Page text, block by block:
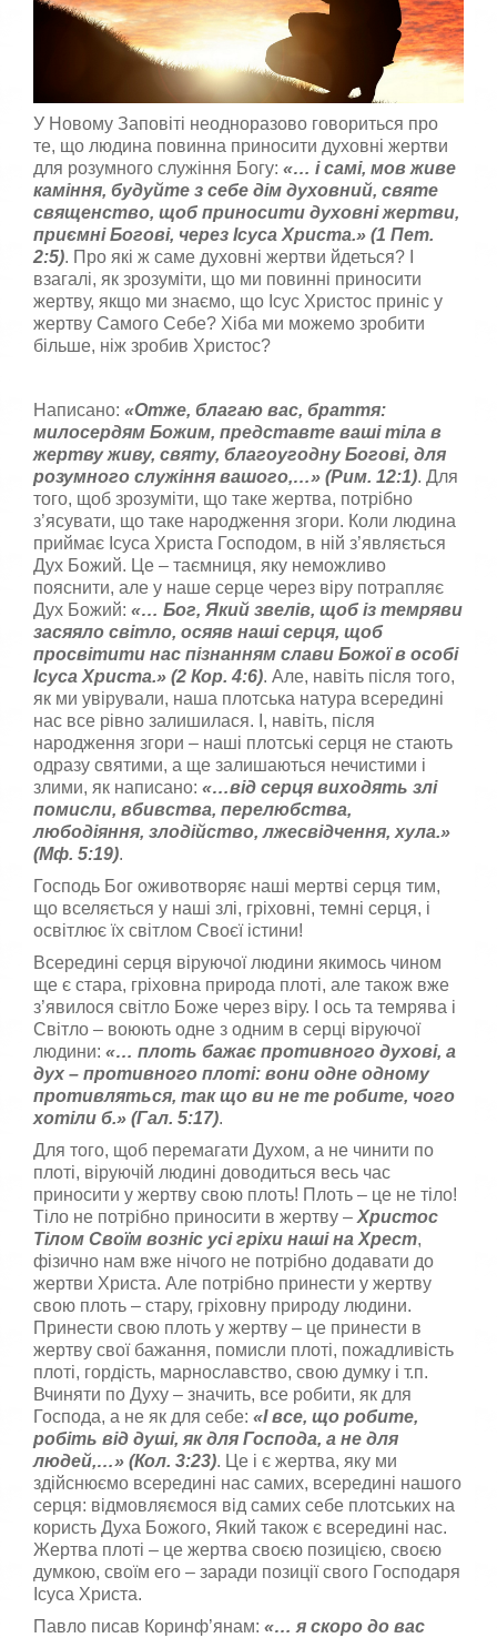
у
в
а
ч
а
:
5
/
5
а
т
а
в
т
е
о
ц
і
н
к
у
У Новому Заповіті неодноразово говориться про
те, що людина повинна приносити духовні жертви
для розумного служіння Богу: «… i самi, мов живе
камiння, будуйте з себе дiм духов­ний, святе
священство, щоб приносити духовнi жертви,
приємнi Боговi, через Iсуса Христа.» (1 Пет.
2:5). Про які ж саме духовні жертви йдеться? І
взагалі, як зрозуміти, що ми повинні приносити
жертву, якщо ми знаємо, що Ісус Христос приніс у
жертву Самого Себе? Хіба ми можемо зробити
більше, ніж зробив Христос?
Написано: «Отже, благаю вас, браття:
милосердям Божим, представте вашi тiла в
жертву живу, святу, благоугодну Боговi, для
розумного служiння вашого,…» (Рим. 12:1). Для
того, щоб зрозуміти, що таке жертва, потрібно
з’ясувати, що таке народження згори. Коли людина
приймає Ісуса Христа Господом, в ній з’являється
Дух Божий. Це – таємниця, яку неможливо
пояснити, але у наше серце через віру потрапляє
Дух Божий: «… Бог, Який звелiв, щобiз темряви
засяяло свiтло, осяяв нашiсерця, щоб
просвiтити нас пiзнанням слави Божої в особi
Iсуса Христа.» (2 Кор. 4:6). Але, навіть після того,
як ми увірували, наша плотська натура всередині
нас все рівно залишилася. І, навіть, після
народження згори – наші плотські серця не стають
одразу святими, а ще залишаються нечистими і
злими, як написано: «…від серця виходять злі
помисли, вбивства, перелюбства,
любодіяння, злодійство, лжесвідчення, хула.»
(Мф. 5:19).
Господь Бог оживотворяє наші мертві серця тим,
що вселяється у наші злі, гріховні, темні серця, і
освітлює їх світлом Своєї істини!
Всередині серця віруючої людини якимось чином
ще є стара, гріховна природа плоті, але також вже
з’явилося світло Боже через віру. І ось та темрява і
Світло – воюють одне з одним в серці віруючої
людини: «… плоть бажає противного духовi, а
дух – противного плотi: вони одне одному
противляться, так що ви не те робите, чого
хо­тiли б.» (Гал. 5:17).
Для того, щоб перемагати Духом, а не чинити по
плоті, віруючій людині доводиться весь час
приносити у жертву свою плоть! Плоть – це не тіло!
Тіло не потрібно приносити в жертву – Христос
Тілом Своїм возніс усі гріхи наші на Хрест,
фізично нам вже нічого не потрібно додавати до
жертви Христа. Але потрібно принести у жертву
свою плоть – стару, гріховну природу людини.
Принести свою плоть у жертву – це принести в
жертву свої бажання, помисли плоті, пожадливість
плоті, гордість, марнославство, свою думку і т.п.
Вчиняти по Духу – значить, все робити, як для
Господа, а не як для себе: «I все, що робите,
робiть вiд душi, як для Господа, а не для
людей,…» (Кол. 3:23). Це і є жертва, яку ми
здійснюємо всередині нас самих, всередині нашого
серця: відмовляємося від самих себе плотських на
користь Духа Божого, Який також є всередині нас.
Жертва плоті – це жертва своєю позицією, своєю
думкою, своїм его – заради позиції свого Господаря
Ісуса Христа.
Павло писав Коринф’янам: «… я скоро до вас